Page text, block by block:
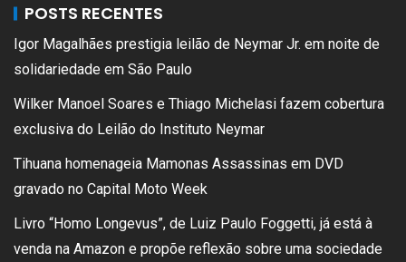
POSTS RECENTES
Igor Magalhães prestigia leilão de Neymar Jr. em noite de
solidariedade em São Paulo
Wilker Manoel Soares e Thiago Michelasi fazem cobertura
exclusiva do Leilão do Instituto Neymar
Tihuana homenageia Mamonas Assassinas em DVD
gravado no Capital Moto Week
Livro “Homo Longevus”, de Luiz Paulo Foggetti, já está à
venda na Amazon e propõe reflexão sobre uma sociedade